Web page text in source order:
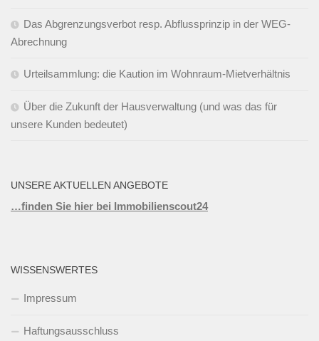
Das Abgrenzungsverbot resp. Abflussprinzip in der WEG-
Abrechnung
Urteilsammlung: die Kaution im Wohnraum-Mietverhältnis
Über die Zukunft der Hausverwaltung (und was das für
unsere Kunden bedeutet)
UNSERE AKTUELLEN ANGEBOTE
…finden Sie hier bei Immobilienscout24
WISSENSWERTES
Impressum
Haftungsausschluss